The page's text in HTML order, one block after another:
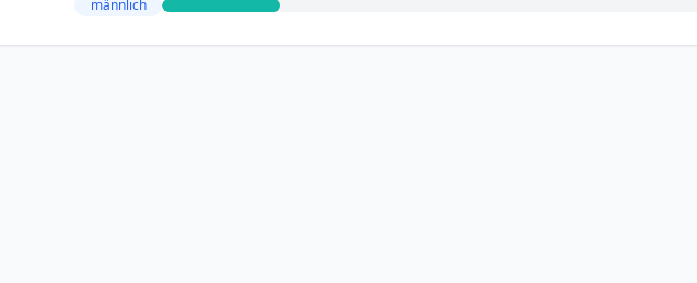
männlich